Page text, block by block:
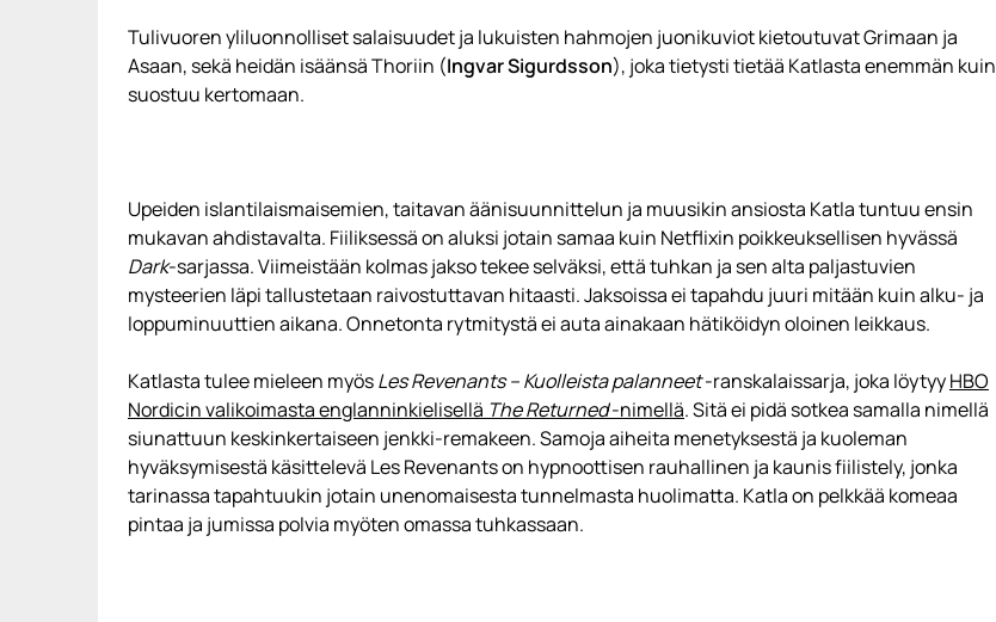
Tulivuoren yliluonnolliset salaisuudet ja lukuisten hahmojen juonikuviot kietoutuvat Grimaan ja
Asaan, sekä heidän isäänsä Thoriin (Ingvar Sigurdsson), joka tietysti tietää Katlasta enemmän kuin
suostuu kertomaan.
Upeiden islantilaismaisemien, taitavan äänisuunnittelun ja muusikin ansiosta Katla tuntuu ensin
mukavan ahdistavalta. Fiiliksessä on aluksi jotain samaa kuin Netflixin poikkeuksellisen hyvässä
Dark-sarjassa. Viimeistään kolmas jakso tekee selväksi, että tuhkan ja sen alta paljastuvien
mysteerien läpi tallustetaan raivostuttavan hitaasti. Jaksoissa ei tapahdu juuri mitään kuin alku- ja
loppuminuuttien aikana. Onnetonta rytmitystä ei auta ainakaan hätiköidyn oloinen leikkaus.
Katlasta tulee mieleen myösLes Revenants – Kuolleista palanneet-ranskalaissarja, joka löytyyHBO
Nordicin valikoimasta englanninkielisellä The Returned-nimellä. Sitä ei pidä sotkea samalla nimellä
siunattuun keskinkertaiseen jenkki-remakeen. Samoja aiheita menetyksestä ja kuoleman
hyväksymisestä käsittelevä Les Revenants on hypnoottisen rauhallinen ja kaunis fiilistely, jonka
tarinassa tapahtuukin jotain unenomaisesta tunnelmasta huolimatta. Katla on pelkkää komeaa
pintaa ja jumissa polvia myöten omassa tuhkassaan.